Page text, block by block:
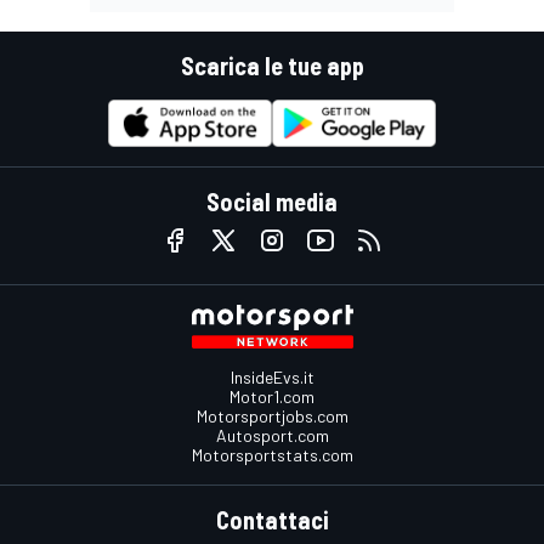
Scarica le tue app
Social media
InsideEvs.it
Motor1.com
Motorsportjobs.com
Autosport.com
Motorsportstats.com
Contattaci